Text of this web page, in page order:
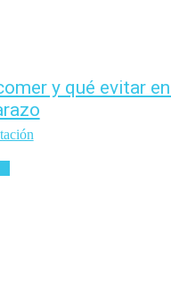
y qué evitar